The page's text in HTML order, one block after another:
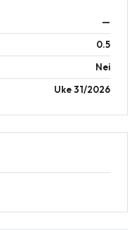
—
0.5
Nei
Uke 31/2026